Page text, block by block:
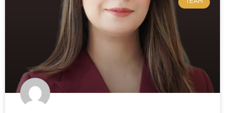
TEAM